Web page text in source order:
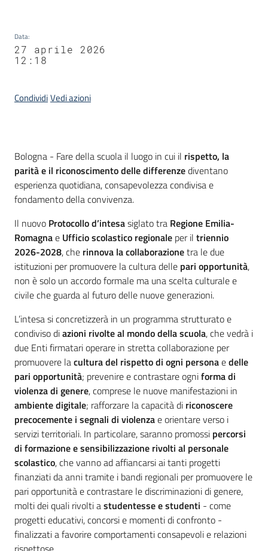
Data:
27 aprile 2026
12:18
CondividiVedi azioni
Contenuto
Bologna - Fare della scuola il luogo in cui il rispetto, la
parità e il riconoscimento delle differenzediventano
esperienza quotidiana, consapevolezza condivisa e
fondamento della convivenza.
Il nuovo Protocollo d’intesasiglato tra Regione Emilia-
Romagnae Ufficio scolastico regionale per il triennio
2026-2028, che rinnova la collaborazionetra le due
istituzioni per promuovere la cultura delle pari opportunità,
non è solo un accordo formale ma una scelta culturale e
civile che guarda al futuro delle nuove generazioni.
L’intesa si concretizzerà in un programma strutturato e
condiviso diazioni rivolte al mondo della scuola, che vedrà i
due Enti firmatari operare in stretta collaborazione per
promuovere lacultura del rispetto di ogni personaedelle
pari opportunità; prevenire e contrastare ogniforma di
violenza di genere, comprese le nuove manifestazioni in
ambiente digitale; rafforzare la capacità di riconoscere
precocemente i segnali di violenzae orientare verso i
servizi territoriali. In particolare, saranno promossi percorsi
di formazione e sensibilizzazione rivolti al personale
scolastico, che vanno ad affiancarsi ai tanti progetti
finanziati da anni tramite i bandi regionali per promuovere le
pari opportunità e contrastare le discriminazioni di genere,
molti dei quali rivolti astudentesse e studenti - come
progetti educativi, concorsi e momenti di confronto -
finalizzati a favorire comportamenti consapevoli e relazioni